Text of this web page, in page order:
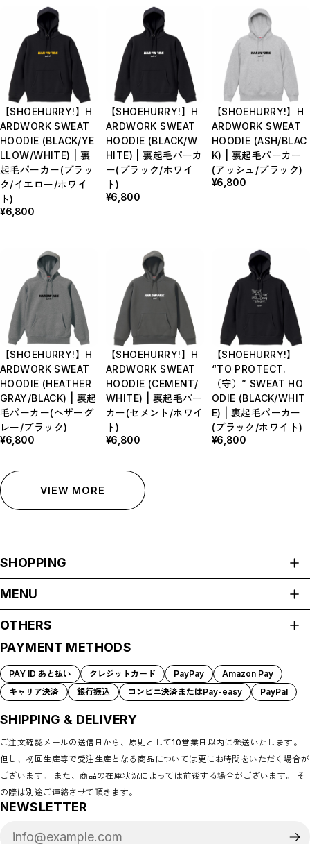
【SHOEHURRY!】H
ARDWORK SWEAT
HOODIE (BLACK/YE
LLOW/WHITE) | 裏
起毛パーカー(ブラッ
ク/イエロー/ホワイ
ト)
¥6,800
【SHOEHURRY!】H
ARDWORK SWEAT
HOODIE (BLACK/W
HITE) | 裏起毛パーカ
ー(ブラック/ホワイ
ト)
¥6,800
【SHOEHURRY!】H
ARDWORK SWEAT
HOODIE (ASH/BLAC
K) | 裏起毛パーカー
(アッシュ/ブラック)
¥6,800
【SHOEHURRY!】H
ARDWORK SWEAT
HOODIE (HEATHER
GRAY/BLACK) | 裏起
毛パーカー(ヘザーグ
レー/ブラック)
¥6,800
【SHOEHURRY!】H
ARDWORK SWEAT
HOODIE (CEMENT/
WHITE) | 裏起毛パー
カー(セメント/ホワイ
ト)
¥6,800
【SHOEHURRY!】
“TO PROTECT.
（守）” SWEAT HO
ODIE (BLACK/WHIT
E) | 裏起毛パーカー
(ブラック/ホワイト)
¥6,800
VIEW MORE
SHOPPING
RHYMES BASKETBALL ACADEMY
#HARDWORK #INTENSITY #ENERGY
CULTURE WASN'T BUILT IN A DAY
TO PROTECT.（守）
EVERY DETAIL MATTERS.
OTHERS
＃TEAMLEON｜松本健児リオン
MENU
SHOP GUIDE
PAYMENT METHODS
BLOG
COMMUNITY
MEMBERSHIP
CONTACT
OTHERS
プライバシーポリシー
特定商取引法に基づく表記
会員規約
PAYMENT METHODS
PAY ID あと払い クレジットカード PayPay
Amazon Pay
キャリア決済
銀行振込 コンビニ決済またはPay-easy PayPal
SHIPPING & DELIVERY
ご注文確認メールの送信日から、原則として10営業日以内に発送いたします。
但し、初回生産等で受注生産となる商品については更にお時間をいただく場合が
ございます。 また、商品の在庫状況によっては前後する場合がございます。 そ
の際は別途ご連絡させて頂きます。
NEWSLETTER